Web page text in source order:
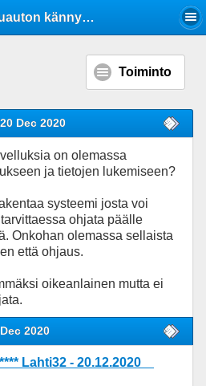
Matkailuauton kännykkäohjaus
Toiminto
Dec 2020
on olemassa
ja tietojen lukemiseen?
systeemi josta voi
ohjata päälle
Onkohan olemassa sellaista
että ohjaus.
oikeanlainen mutta ei
2020
Lahti32 - 20.12.2020